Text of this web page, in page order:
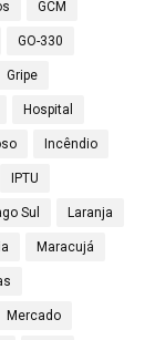
GCM
GO-330
Gripe
Hospital
Incêndio
IPTU
Sul Laranja
Maracujá
Mercado